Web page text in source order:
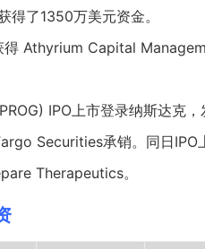
了1350万美元资金。
Athyrium Capital
IPO上市登录纳斯达克
Securities承销。同日IPO
Therapeutics。